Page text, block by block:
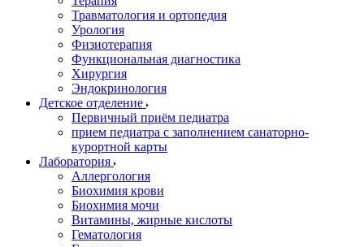
Травматология и ортопедия
Урология
Физиотерапия
Функциональная диагностика
Хирургия
Эндокринология
Детское отделение
Первичный приём педиатра
прием педиатра с заполнением санаторно-
курортной карты
Лаборатория
Аллергология
Биохимия крови
Биохимия мочи
Витамины, жирные кислоты
Гематология